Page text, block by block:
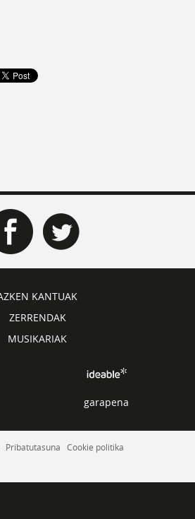
KANTUAK
ZERRENDAK
MUSIKARIAK
garapena
Pribatutasuna Cookie politika